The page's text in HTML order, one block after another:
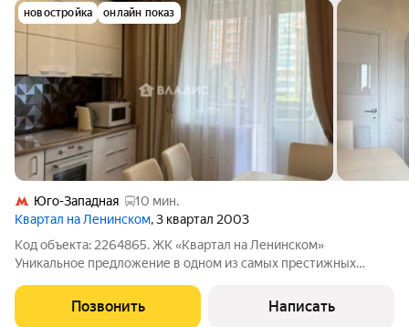
новостройка онлайн показ
Юго-Западная
10 мин.
Квартал на Ленинском, 3 квартал 2003
Код объекта: 2264865. ЖК «Квартал на Ленинском»
Уникальное предложение в одном из самых престижных
мебелью и техникой в 3 минутах ходьбы от метро
Новаторская. Монолитный дом 2003 года постройки
Позвонить Написать